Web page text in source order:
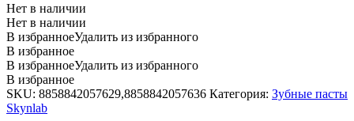
Нет в наличии
Нет в наличии
В избранноеУдалить из избранного
В избранное
В избранноеУдалить из избранного
В избранное
SKU: 8858842057629,8858842057636 Категория: Зубные пасты
Skynlab